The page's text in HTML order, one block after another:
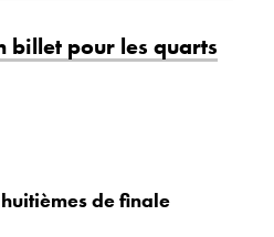
billet pour les quarts
de finale